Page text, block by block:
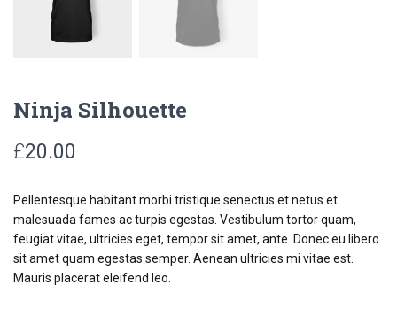
Ninja Silhouette
£20.00
Pellentesque habitant morbi tristique senectus et netus et
malesuada fames ac turpis egestas. Vestibulum tortor quam,
feugiat vitae, ultricies eget, tempor sit amet, ante. Donec eu libero
sit amet quam egestas semper. Aenean ultricies mi vitae est.
Mauris placerat eleifend leo.